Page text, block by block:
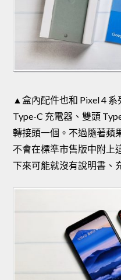
▲盒內配件也和 Pixel 4
Type-C 充電器、雙頭
轉接頭一個。不過隨著蘋
不會在標準市售版中附上
下來可能就沒有說明書、